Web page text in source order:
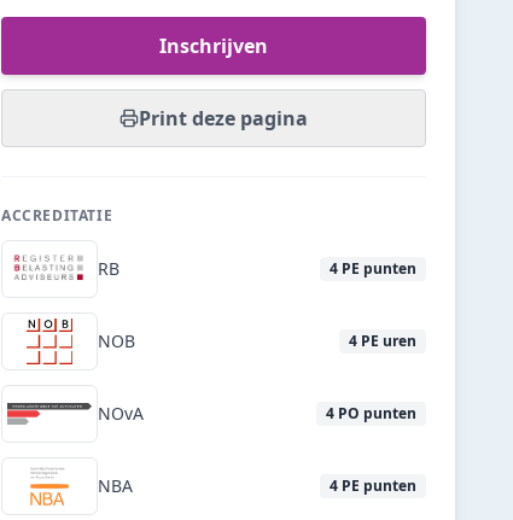
Inschrijven
Print deze pagina
ACCREDITATIE
RB 4 PE punten
NOB 4 PE uren
NOvA 4 PO punten
NBA 4 PE punten